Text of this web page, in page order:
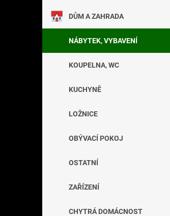
DŮM A ZAHRADA
NÁBYTEK, VYBAVENÍ
KOUPELNA, WC
KUCHYNĚ
LOŽNICE
OBÝVACÍ POKOJ
OSTATNÍ
ZAŘÍZENÍ
CHYTRÁ DOMÁCNOST